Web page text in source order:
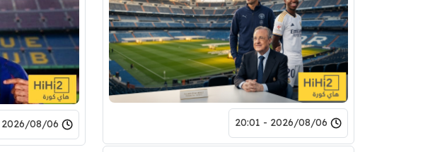
2026/08/06 - 20:01
2026/08/06 - 17:17